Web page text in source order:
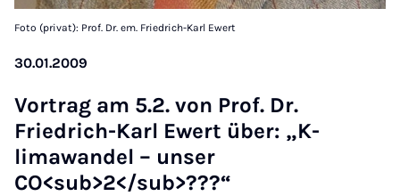
Foto (privat): Prof. Dr. em. Friedrich-Karl Ewert
30.01.2009
Vor­trag am 5.2. von Prof. Dr.
Friedrich-Karl Ewert über: „K­
limawan­del – un­ser
CO<sub>2</sub>???“